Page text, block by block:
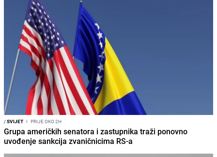
/SVIJET I PRIJE OKO 2H
Grupa američkih senatora i zastupnika traži ponovno
uvođenje sankcija zvaničnicima RS-a